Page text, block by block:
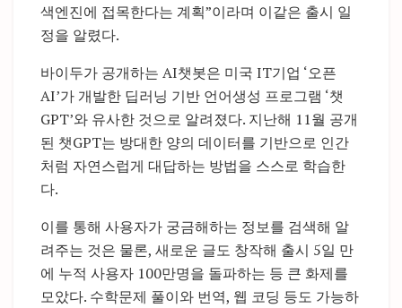
색엔진에 접목한다는 계획”이라며 이같은 출시 일
정을 알렸다.
바이두가 공개하는 AI챗봇은 미국 IT기업 ‘오픈
AI’가 개발한 딥러닝 기반 언어생성 프로그램 ‘챗
GPT’와 유사한 것으로 알려졌다. 지난해 11월 공개
된 챗GPT는 방대한 양의 데이터를 기반으로 인간
처럼 자연스럽게 대답하는 방법을 스스로 학습한
다.
이를 통해 사용자가 궁금해하는 정보를 검색해 알
려주는 것은 물론, 새로운 글도 창작해 출시 5일 만
에 누적 사용자 100만명을 돌파하는 등 큰 화제를
모았다. 수학문제 풀이와 번역, 웹 코딩 등도 가능하